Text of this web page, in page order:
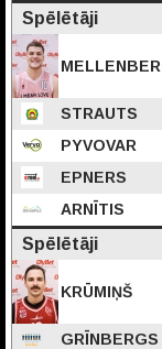
Spēlētāji
STRAUTS
PYVOVAR
EPNERS
ARNĪTIS
Spēlētāji
KRŪMIŅŠ
GRĪNBERGS